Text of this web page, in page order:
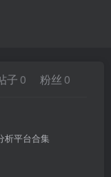
子 0 粉丝 0
析平台合集